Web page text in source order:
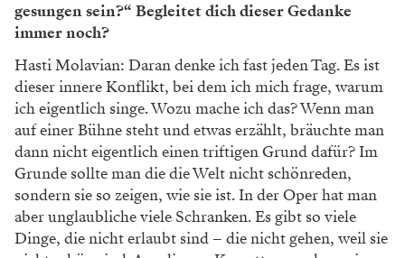
gesungen sein?“ Begleitet dich dieser Gedanke
immer noch?
Hasti Molavian: Daran denke ich fast jeden Tag. Es ist
dieser innere Konflikt, bei dem ich mich frage, warum
ich eigentlich singe. Wozu mache ich das? Wenn man
auf einer Bühne steht und etwas erzählt, bräuchte man
dann nicht eigentlich einen triftigen Grund dafür? Im
Grunde sollte man die die Welt nicht schönreden,
sondern sie so zeigen, wie sie ist. In der Oper hat man
aber unglaubliche viele Schranken. Es gibt so viele
Dinge, die nicht erlaubt sind – die nicht gehen, weil sie